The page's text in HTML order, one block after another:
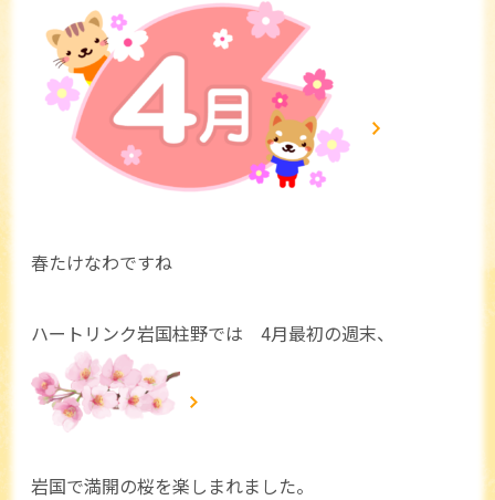
春たけなわですね
ハートリンク岩国柱野では 4月最初の週末、
岩国で満開の桜を楽しまれました。